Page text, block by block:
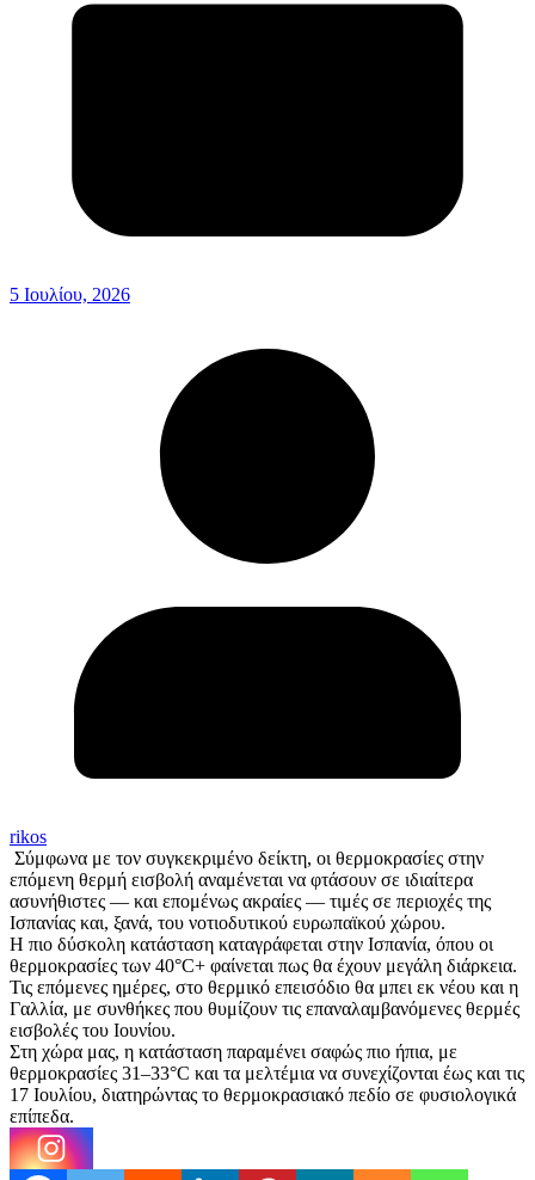
5 Ιουλίου, 2026
rikos
Σύμφωνα με τον συγκεκριμένο δείκτη, οι θερμοκρασίες στην
επόμενη θερμή εισβολή αναμένεται να φτάσουν σε ιδιαίτερα
ασυνήθιστες — και επομένως ακραίες — τιμές σε περιοχές της
Ισπανίας και, ξανά, του νοτιοδυτικού ευρωπαϊκού χώρου.
Η πιο δύσκολη κατάσταση καταγράφεται στην Ισπανία, όπου οι
θερμοκρασίες των 40°C+ φαίνεται πως θα έχουν μεγάλη διάρκεια.
Τις επόμενες ημέρες, στο θερμικό επεισόδιο θα μπει εκ νέου και η
Γαλλία, με συνθήκες που θυμίζουν τις επαναλαμβανόμενες θερμές
εισβολές του Ιουνίου.
Στη χώρα μας, η κατάσταση παραμένει σαφώς πιο ήπια, με
θερμοκρασίες 31–33°C και τα μελτέμια να συνεχίζονται έως και τις
17 Ιουλίου, διατηρώντας το θερμοκρασιακό πεδίο σε φυσιολογικά
επίπεδα.